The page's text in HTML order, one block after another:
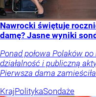
Nawrocki świętuje
damę? Jasne wyniki
Ponad połowa Polaków
działalność i publiczną
Pierwsza dama
KrajPolitykaSondaże